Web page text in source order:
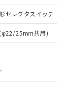
セレクタスイッチ
25mm共用)